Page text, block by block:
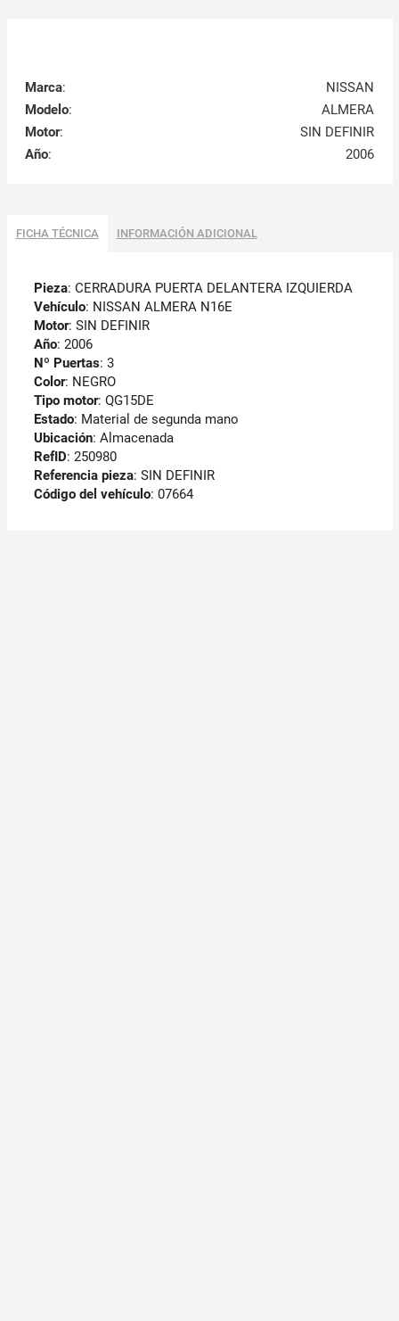
Marca:
NISSAN
Modelo:
ALMERA
Motor:
SIN DEFINIR
Año: 2006
FICHA TÉCNICA INFORMACIÓN ADICIONAL
Pieza: CERRADURA PUERTA DELANTERA IZQUIERDA
Vehículo: NISSAN ALMERA N16E
Motor: SIN DEFINIR
Año: 2006
Nº Puertas: 3
Color: NEGRO
Tipo motor: QG15DE
Estado: Material de segunda mano
Ubicación: Almacenada
RefID: 250980
Referencia pieza: SIN DEFINIR
Código del vehículo: 07664